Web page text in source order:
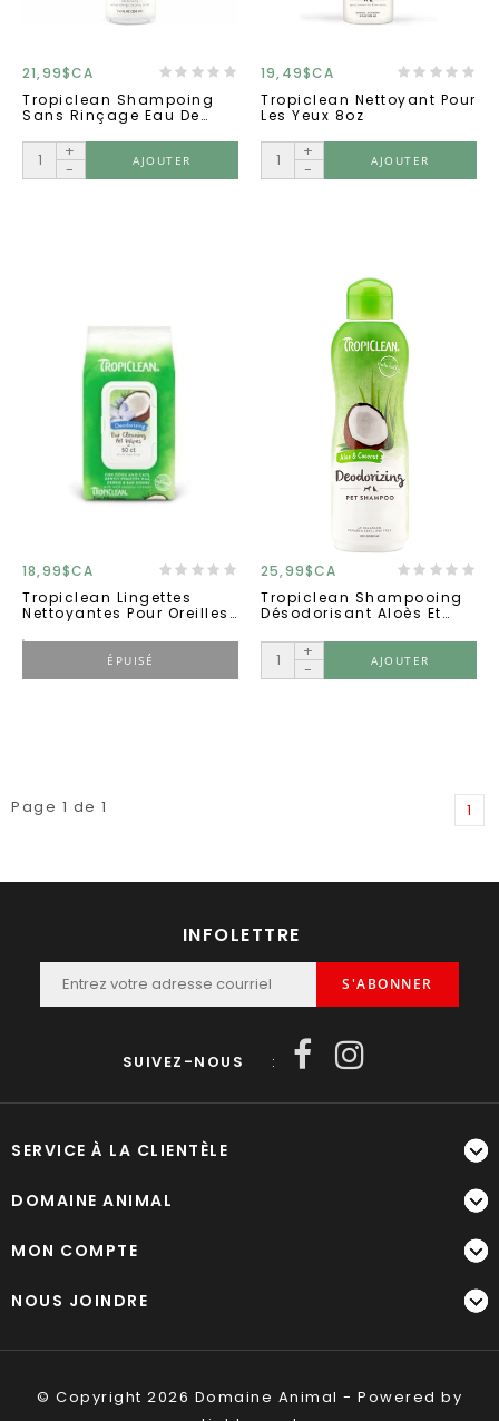
21,99$CA
Tropiclean Shampoing
Sans Rinçage Eau De
+
-
AJOUTER
19,49$CA
Tropiclean Nettoyant Pour
Les Yeux 8oz
+
-
AJOUTER
18,99$CA
Tropiclean Lingettes
Nettoyantes Pour Oreilles
ÉPUISÉ
25,99$CA
Tropiclean Shampooing
Désodorisant Aloès Et
+
-
AJOUTER
Page 1 de 1 1
INFOLETTRE
S'ABONNER
SUIVEZ-NOUS :
SERVICE À LA CLIENTÈLE
DOMAINE ANIMAL
MON COMPTE
NOUS JOINDRE
© Copyright 2026 Domaine Animal - Powered by